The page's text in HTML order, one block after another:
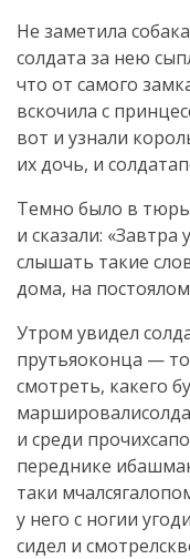
Не заметила
солдата за нею
что от самого
вскочила с
вот и узнали
их дочь, и
Темно было в
и сказали: «Завтра
слышать такие
дома, на
Утром увидел
прутьяоконца —
смотреть, какего
и среди
переднике
таки
у него с ногии
сидел и